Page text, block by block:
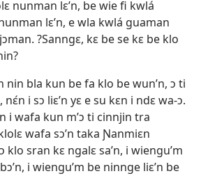
nunman lɛ’n, be wie fi kwlá
lɛ’n, e wla kwlá guaman
?Sanngɛ, kɛ be se kɛ be klo
nin bla kun be fa klo be wun’n, ɔ ti
i sɔ liɛ’n yɛ e su kɛn i ndɛ wa-ɔ.
i wafa kun m’ɔ ti cinnjin tra
wafa sɔ’n taka Ɲanmiɛn
klo sran kɛ ngalɛ sa’n, i wiengu’m
i wiengu’m be ninnge liɛ’n be